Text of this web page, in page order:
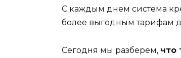
С каждым днем система
более выгодным тарифам
Сегодня мы разберем, что